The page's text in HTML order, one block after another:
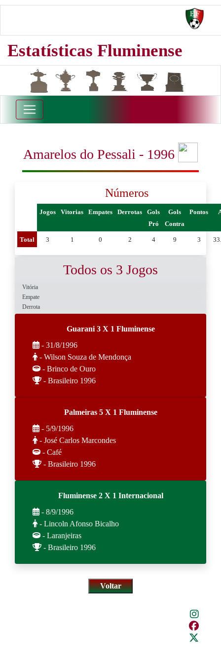
Estatísticas Fluminense
Amarelos do Pessali - 1996
Números
Jogos Vitorias Empates Derrotas
Gols
Pró
Gols
Contra
Pontos
Total 3 1 0 2 4 9 3
Todos os 3 Jogos
Vitória
Empate
Derrota
Guarani 3 X 1 Fluminense
- 31/8/1996
- Wilson Souza de Mendonça
- Brinco de Ouro
- Brasileiro 1996
Palmeiras 5 X 1 Fluminense
- 5/9/1996
- José Carlos Marcondes
- Café
- Brasileiro 1996
Fluminense 2 X 1 Internacional
- 8/9/1996
- Lincoln Afonso Bicalho
- Laranjeiras
- Brasileiro 1996